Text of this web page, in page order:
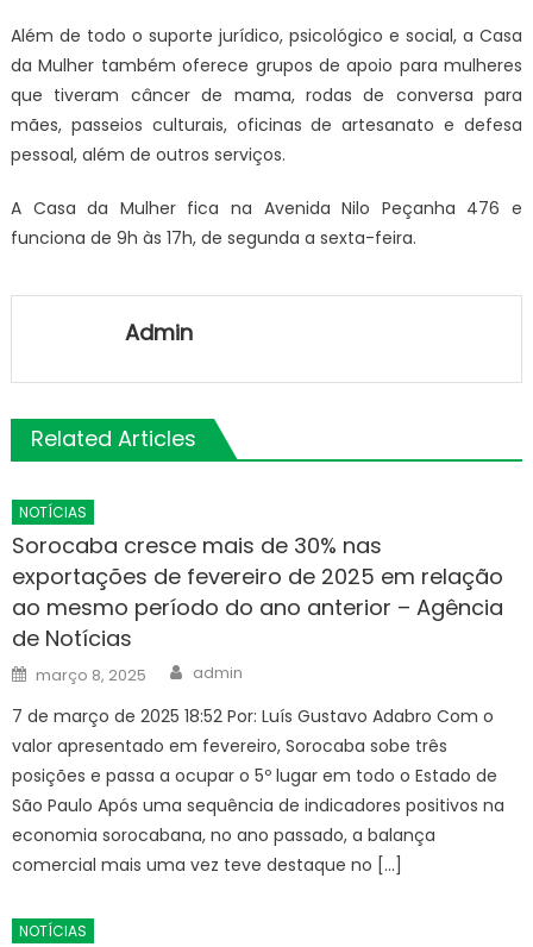
Além de todo o suporte jurídico, psicológico e social, a Casa
da Mulher também oferece grupos de apoio para mulheres
que tiveram câncer de mama, rodas de conversa para
mães, passeios culturais, oficinas de artesanato e defesa
pessoal, além de outros serviços.
A Casa da Mulher fica na Avenida Nilo Peçanha 476 e
funciona de 9h às 17h, de segunda a sexta-feira.
Admin
Related Articles
NOTÍCIAS
Sorocaba cresce mais de 30% nas
exportações de fevereiro de 2025 em relação
ao mesmo período do ano anterior – Agência
de Notícias
Posted
on
março 8, 2025 Author
admin
7 de março de 2025 18:52 Por: Luís Gustavo Adabro Com o
valor apresentado em fevereiro, Sorocaba sobe três
posições e passa a ocupar o 5º lugar em todo o Estado de
São Paulo Após uma sequência de indicadores positivos na
economia sorocabana, no ano passado, a balança
comercial mais uma vez teve destaque no […]
NOTÍCIAS